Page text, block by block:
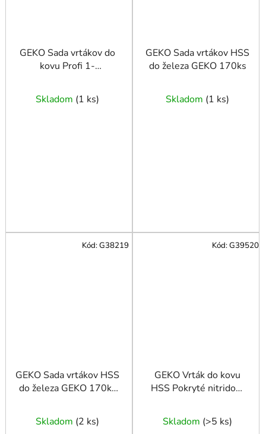
GEKO Sada vrtákov do
kovu Profi 1-
Skladom (1 ks)
GEKO Sada vrtákov HSS
do železa GEKO 170ks
Skladom (1 ks)
GEKO Sada vrtákov HSS
do železa GEKO 170ks
Skladom (2 ks)
Kód:G38219
GEKO Vrták do kovu
HSS Pokryté nitridom
Skladom (>5 ks)
Kód:G39520